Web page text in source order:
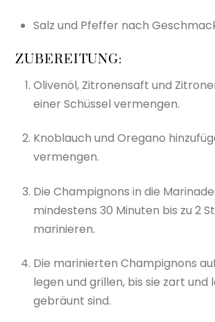
Salz und Pfeffer nach
ZUBEREITUNG:
Olivenöl, Zitronensaft und
einer Schüssel vermengen.
Knoblauch und Oregano
vermengen.
Die Champignons in die
mindestens 30 Minuten bis zu 2
marinieren.
Die marinierten Champignons
legen und grillen, bis sie zart und
gebräunt sind.